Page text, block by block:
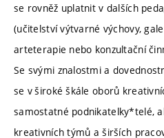
se rovněž uplatnit v dalších
(učitelství výtvarné výchovy,
arteterapie nebo konzultační
Se svými znalostmi a
se v široké škále oborů
samostatné podnikatelky*telé,
kreativních týmů a širších